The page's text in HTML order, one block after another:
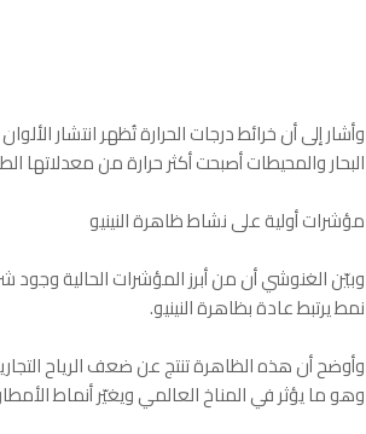
وأشار إلى أن خرائط درجات الحرارة تُظهر انتشار
البحار والمحيطات أصبحت أكثر حرارة من معدلاتها
مؤشرات أولية على نشاط ظاهرة النينيو
وبيّن الغنوشي أن من أبرز المؤشرات الحالية
نمط يرتبط عادة بظاهرة النينيو.
وأوضح أن هذه الظاهرة تنتج عن ضعف الرياح
وهو ما يؤثر في المناخ العالمي ويغيّر أنماط